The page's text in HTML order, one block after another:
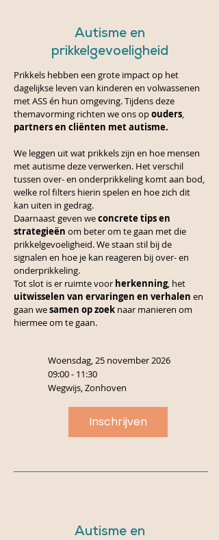
Autisme en
prikkelgevoeligheid
Prikkels hebben een grote impact op het
dagelijkse leven van kinderen en volwassenen
met ASS én hun omgeving. Tijdens deze
themavorming richten we ons opouders,
partners en cliënten met autisme.
We leggen uit wat prikkels zijn en hoe mensen
met autisme deze verwerken. Het verschil
tussen over- en onderprikkeling komt aan bod,
welke rol filters hierin spelen en hoe zich dit
kan uiten in gedrag.
Daarnaast geven weconcrete tips en
strategieën om beter om te gaan met die
prikkelgevoeligheid. We staan stil bij de
signalen en hoe je kan reageren bij over- en
onderprikkeling.
Tot slot is er ruimte voor herkenning, het
uitwisselen van ervaringen en verhalen en
gaan wesamen op zoek naar manieren om
hiermee om te gaan.
Woensdag, 25 november 2026
09:00 - 11:30
Wegwijs, Zonhoven
Inschrijven
Autisme en